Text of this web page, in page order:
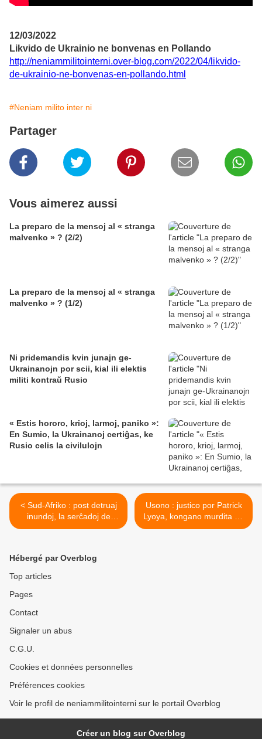
12/03/2022
Likvido de Ukrainio ne bonvenas en Pollando
http://neniammilitointerni.over-blog.com/2022/04/likvido-
de-ukrainio-ne-bonvenas-en-pollando.html
#Neniam milito inter ni
Partager
Vous aimerez aussi
La preparo de la mensoj al « stranga
malvenko » ? (2/2)
La preparo de la mensoj al « stranga
malvenko » ? (1/2)
Ni pridemandis kvin junajn ge-
Ukrainanojn por scii, kial ili elektis
militi kontraŭ Rusio
« Estis hororo, krioj, larmoj, paniko »:
En Sumio, la Ukrainanoj certiĝas, ke
Rusio celis la civilulojn
< Sud-Afriko : post detruaj
inundoj, la serĉadoj de
malaperintoj malfacilas
Usono : justico por Patrick
Lyoya, kongano murdita de
policisto >
Hébergé par Overblog
Top articles
Pages
Contact
Signaler un abus
C.G.U.
Cookies et données personnelles
Préférences cookies
Voir le profil de neniammilitointerni sur le portail Overblog
Créer un blog sur Overblog